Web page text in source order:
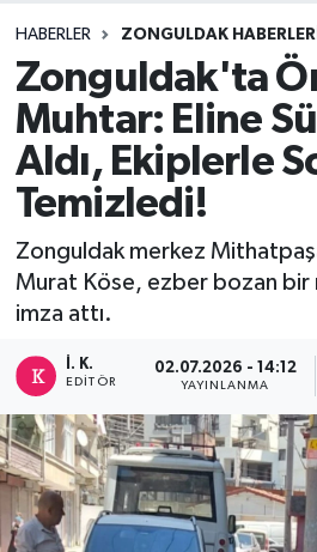
HABERLER ZONGULDAK HABERLERI
Zonguldak'ta
Muhtar: Eline
Aldı, Ekiplerle
Temizledi!
Zonguldak merkez
Murat Köse, ezber bozan bir
imza attı.
İ. K.
EDITÖR
02.07.2026 - 14:12
YAYINLANMA
DEVREK
DÜZCE
EREĞLİ
KARABÜK